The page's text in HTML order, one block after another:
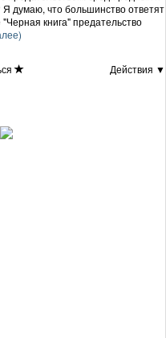
Я думаю, что большинство ответят
книга" предательство
Действия ▼